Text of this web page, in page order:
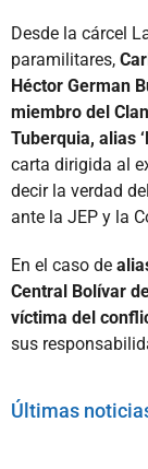
Desde la cárcel
paramilitares,
Héctor German
miembro del
Tuberquia, alias
carta dirigida al
decir la verdad
ante la JEP y la
En el caso de
Central Bolívar
víctima del
sus
Últimas